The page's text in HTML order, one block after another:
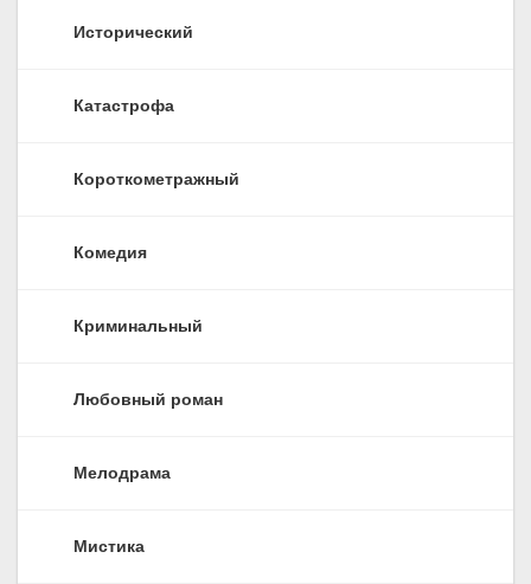
Исторический
Катастрофа
Короткометражный
Комедия
Криминальный
Любовный роман
Мелодрама
Мистика